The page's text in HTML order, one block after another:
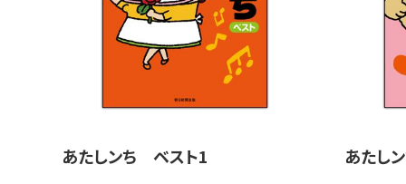
あたしンち ベスト1 あたし